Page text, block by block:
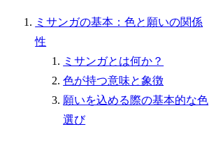
ミサンガの基本：色と願いの関係
性
ミサンガとは何か？
色が持つ意味と象徴
願いを込める際の基本的な色
選び